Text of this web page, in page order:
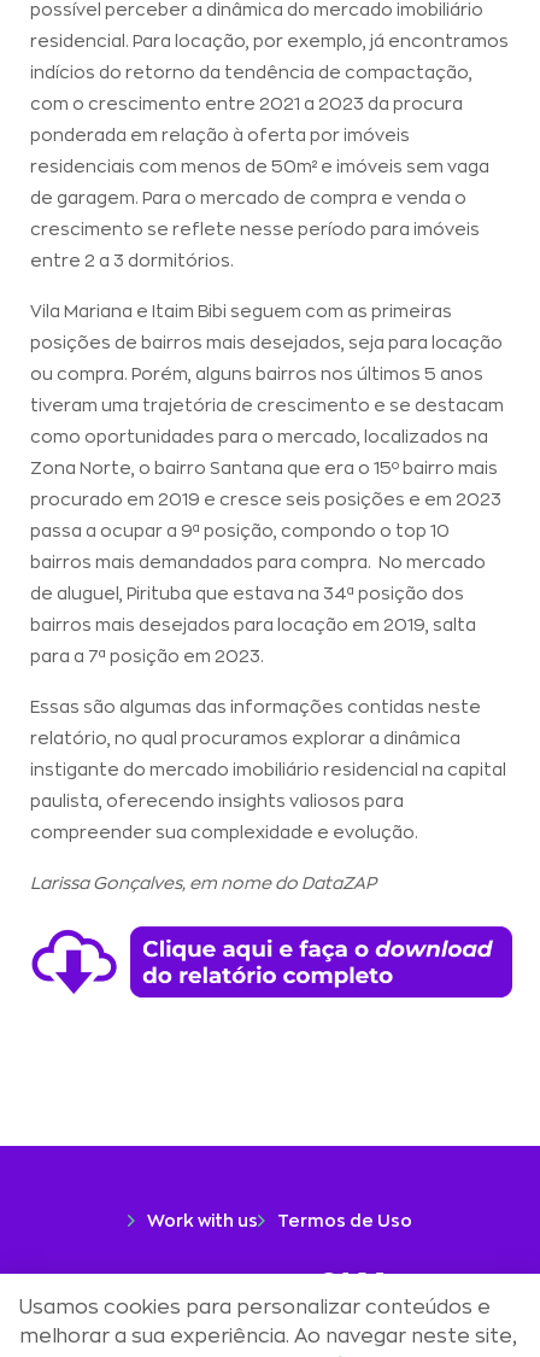
possível perceber a dinâmica do mercado imobiliário
residencial. Para locação, por exemplo, já encontramos
indícios do retorno da tendência de compactação,
com o crescimento entre 2021 a 2023 da procura
ponderada em relação à oferta por imóveis
residenciais com menos de 50m² e imóveis sem vaga
de garagem. Para o mercado de compra e venda o
crescimento se reflete nesse período para imóveis
entre 2 a 3 dormitórios.
Vila Mariana e Itaim Bibi seguem com as primeiras
posições de bairros mais desejados, seja para locação
ou compra. Porém, alguns bairros nos últimos 5 anos
tiveram uma trajetória de crescimento e se destacam
como oportunidades para o mercado, localizados na
Zona Norte, o bairro Santana que era o 15º bairro mais
procurado em 2019 e cresce seis posições e em 2023
passa a ocupar a 9ª posição, compondo o top 10
bairros mais demandados para compra. No mercado
de aluguel, Pirituba que estava na 34ª posição dos
bairros mais desejados para locação em 2019, salta
para a 7ª posição em 2023.
Essas são algumas das informações contidas neste
relatório, no qual procuramos explorar a dinâmica
instigante do mercado imobiliário residencial na capital
paulista, oferecendo insights valiosos para
compreender sua complexidade e evolução.
Larissa Gonçalves, em nome do DataZAP
Work with us Termos de Uso
Usamos cookies para personalizar conteúdos e
melhorar a sua experiência. Ao navegar neste site,